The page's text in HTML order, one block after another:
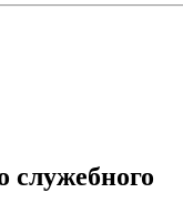
служебного